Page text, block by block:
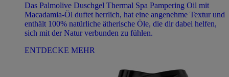
Das Palmolive Duschgel Thermal Spa Pampering Oil mit
Macadamia-Öl duftet herrlich, hat eine angenehme Textur und
enthält 100% natürliche ätherische Öle, die dir dabei helfen,
sich mit der Natur verbunden zu fühlen.
ENTDECKE MEHR